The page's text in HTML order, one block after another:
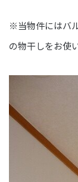
※当物件にはバ
の物干しをお使